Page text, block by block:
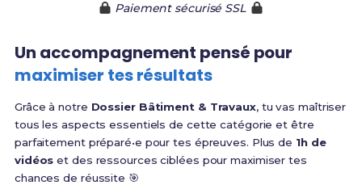
Paiement sécurisé SSL
Un accompagnement pensé pour
maximiser tes résultats
Grâce à notre Dossier Bâtiment & Travaux, tu vas maîtriser
tous les aspects essentiels de cette catégorie et être
parfaitement préparé•e pour tes épreuves. Plus de 1h de
vidéos et des ressources ciblées pour maximiser tes
chances de réussite 🎯